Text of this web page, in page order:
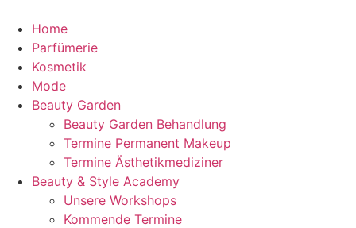
Home
Parfümerie
Kosmetik
Mode
Beauty Garden
Beauty Garden Behandlung
Termine Permanent Makeup
Termine Ästhetikmediziner
Beauty & Style Academy
Unsere Workshops
Kommende Termine